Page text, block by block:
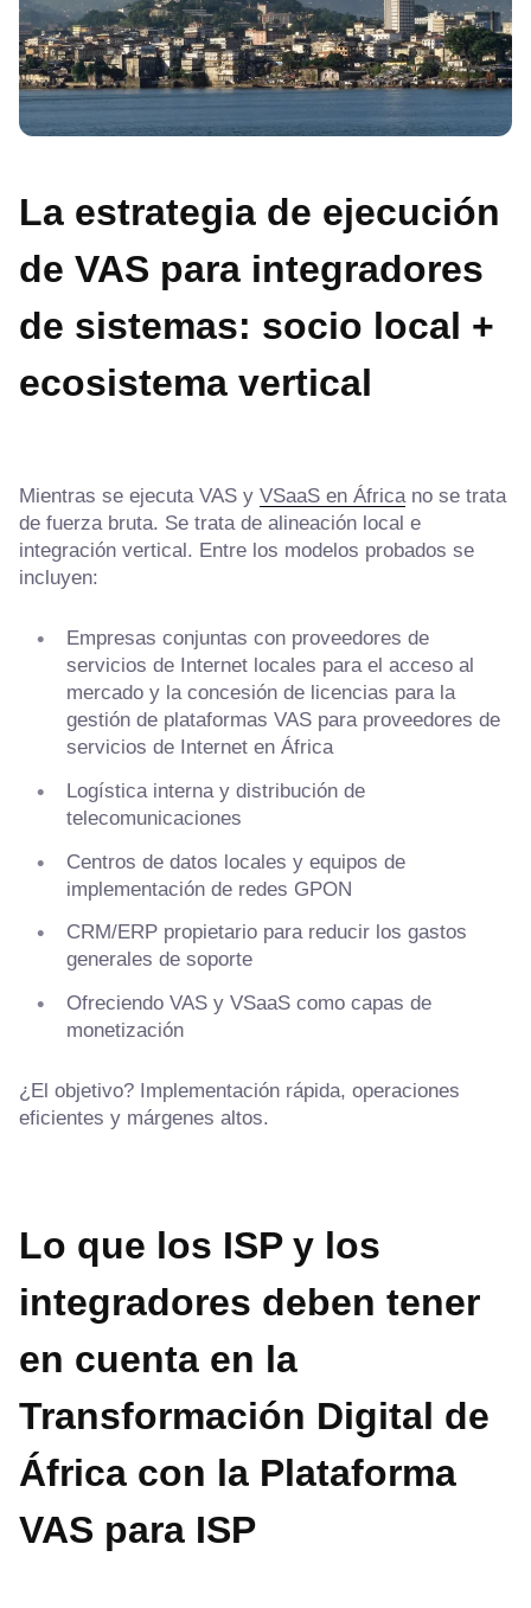
La estrategia de ejecución
de VAS para integradores
de sistemas: socio local +
ecosistema vertical
Mientras se ejecuta VAS y VSaaS en Áfricano se trata
de fuerza bruta. Se trata de alineación local e
integración vertical. Entre los modelos probados se
incluyen:
Empresas conjuntas con proveedores de
servicios de Internet locales para el acceso al
mercado y la concesión de licencias para la
gestión de plataformas VAS para proveedores de
servicios de Internet en África
Logística interna y distribución de
telecomunicaciones
Centros de datos locales y equipos de
implementación de redes GPON
CRM/ERP propietario para reducir los gastos
generales de soporte
Ofreciendo VAS y VSaaS como capas de
monetización
¿El objetivo? Implementación rápida, operaciones
eficientes y márgenes altos.
Lo que los ISP y los
integradores deben tener
en cuenta en la
Transformación Digital de
África con la Plataforma
VAS para ISP